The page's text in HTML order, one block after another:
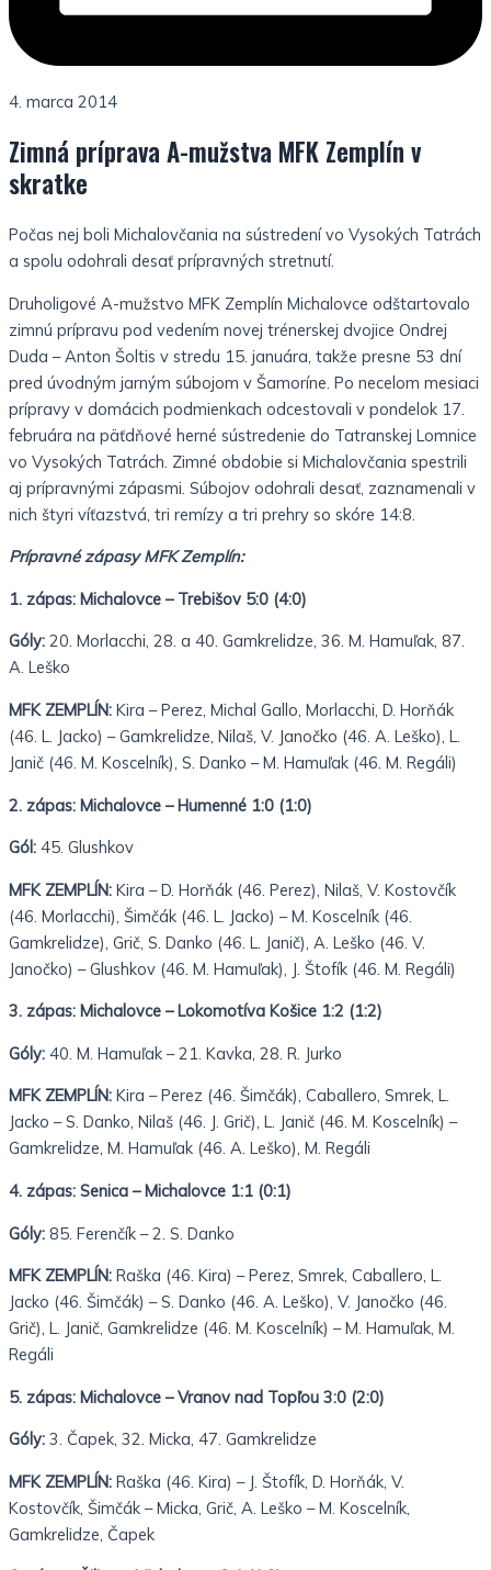
4. marca 2014
Zimná príprava A-mužstva MFK Zemplín v
skratke
Počas nej boli Michalovčania na sústredení vo Vysokých Tatrách
a spolu odohrali desať prípravných stretnutí.
Druholigové A-mužstvo MFK Zemplín Michalovce odštartovalo
zimnú prípravu pod vedením novej trénerskej dvojice Ondrej
Duda – Anton Šoltis v stredu 15. januára, takže presne 53 dní
pred úvodným jarným súbojom v Šamoríne. Po necelom mesiaci
prípravy v domácich podmienkach odcestovali v pondelok 17.
februára na päťdňové herné sústredenie do Tatranskej Lomnice
vo Vysokých Tatrách. Zimné obdobie si Michalovčania spestrili
aj prípravnými zápasmi. Súbojov odohrali desať, zaznamenali v
nich štyri víťazstvá, tri remízy a tri prehry so skóre 14:8.
Prípravné zápasy MFK Zemplín:
1. zápas: Michalovce – Trebišov 5:0 (4:0)
Góly: 20. Morlacchi, 28. a 40. Gamkrelidze, 36. M. Hamuľak, 87.
A. Leško
MFK ZEMPLÍN: Kira – Perez, Michal Gallo, Morlacchi, D. Horňák
(46. L. Jacko) – Gamkrelidze, Nilaš, V. Janočko (46. A. Leško), L.
Janič (46. M. Koscelník), S. Danko – M. Hamuľak (46. M. Regáli)
2. zápas: Michalovce – Humenné 1:0 (1:0)
Gól: 45. Glushkov
MFK ZEMPLÍN: Kira – D. Horňák (46. Perez), Nilaš, V. Kostovčík
(46. Morlacchi), Šimčák (46. L. Jacko) – M. Koscelník (46.
Gamkrelidze), Grič, S. Danko (46. L. Janič), A. Leško (46. V.
Janočko) – Glushkov (46. M. Hamuľak), J. Štofík (46. M. Regáli)
3. zápas: Michalovce – Lokomotíva Košice 1:2 (1:2)
Góly: 40. M. Hamuľak – 21. Kavka, 28. R. Jurko
MFK ZEMPLÍN: Kira – Perez (46. Šimčák), Caballero, Smrek, L.
Jacko – S. Danko, Nilaš (46. J. Grič), L. Janič (46. M. Koscelník) –
Gamkrelidze, M. Hamuľak (46. A. Leško), M. Regáli
4. zápas: Senica – Michalovce 1:1 (0:1)
Góly: 85. Ferenčík – 2. S. Danko
MFK ZEMPLÍN: Raška (46. Kira) – Perez, Smrek, Caballero, L.
Jacko (46. Šimčák) – S. Danko (46. A. Leško), V. Janočko (46.
Grič), L. Janič, Gamkrelidze (46. M. Koscelník) – M. Hamuľak, M.
Regáli
5. zápas: Michalovce – Vranov nad Topľou 3:0 (2:0)
Góly: 3. Čapek, 32. Micka, 47. Gamkrelidze
MFK ZEMPLÍN: Raška (46. Kira) – J. Štofík, D. Horňák, V.
Kostovčík, Šimčák – Micka, Grič, A. Leško – M. Koscelník,
Gamkrelidze, Čapek